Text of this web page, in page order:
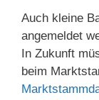
Auch kleine
angemeldet
In Zukunft
beim